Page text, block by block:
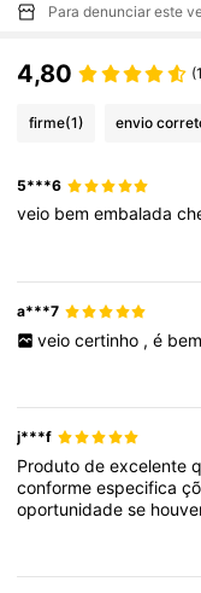
Para denunciar este
4,80
firme(1) envio
5***6
veio bemembalada
a***7
veio certinho , é bem
j***f
Produtodeexcelente
conformeespecifica
oportunidadese